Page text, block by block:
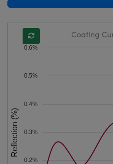
0.2%
0.3%
0.4%
0.5%
0.6%
Reflection (%)
Coating